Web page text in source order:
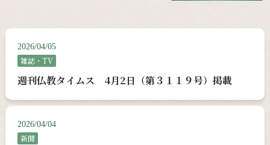
2026/04/05
雑誌・TV
週刊仏教タイムス 4月2日（第３１１９号）掲載
2026/04/04
新聞